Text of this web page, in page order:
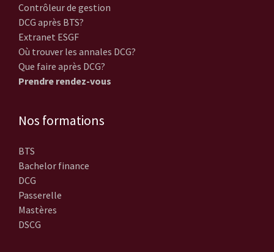
Contrôleur de gestion
DCG après BTS?
Extranet ESGF
Où trouver les annales DCG?
Que faire après DCG?
Prendre rendez-vous
Nos formations
BTS
Bachelor finance
DCG
Passerelle
Mastères
DSCG